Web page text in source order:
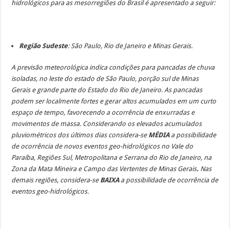
hidrológicos para as mesorregiões do Brasil é apresentado a seguir:
Região Sudeste: São Paulo, Rio de Janeiro e Minas Gerais.
A previsão meteorológica indica condições para pancadas de chuva
isoladas, no leste do estado de São Paulo, porção sul de Minas
Gerais e grande parte do Estado do Rio de Janeiro. As pancadas
podem ser localmente fortes e gerar altos acumulados em um curto
espaço de tempo, favorecendo a ocorrência de enxurradas e
movimentos de massa. Considerando os elevados acumulados
pluviométricos dos últimos dias considera-se MÉDIAa possibilidade
de ocorrência de novos eventos geo-hidrológicos no Vale do
Paraíba, Regiões Sul, Metropolitana e Serrana do Rio de Janeiro, na
Zona da Mata Mineira e Campo das Vertentes de Minas Gerais. Nas
demais regiões, considera-se BAIXA a possibilidade de ocorrência de
eventos geo-hidrológicos.